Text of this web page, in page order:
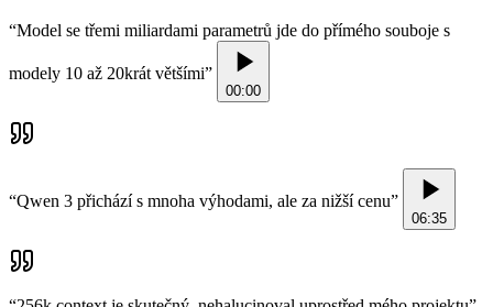
“Model se třemi miliardami parametrů jde do přímého souboje s
modely 10 až 20krát většími”
00:00
“Qwen 3 přichází s mnoha výhodami, ale za nižší cenu”
06:35